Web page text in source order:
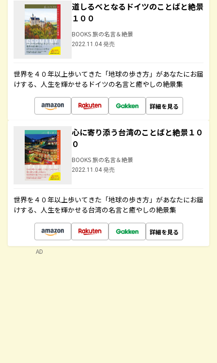
道しるべとなるドイツのことばと絶景
１００
BOOKS 旅の名言＆絶景
2022.11.04 発売
世界を４０年以上歩いてきた「地球の歩き方」があなたにお届
けする、人生を輝かせるドイツの名言と癒やしの絶景集
詳細を見る
心に寄り添う台湾のことばと絶景１０
０
BOOKS 旅の名言＆絶景
2022.11.04 発売
世界を４０年以上歩いてきた「地球の歩き方」があなたにお届
けする、人生を輝かせる台湾の名言と癒やしの絶景集
詳細を見る
AD